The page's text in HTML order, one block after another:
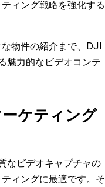
ィング戦略を強化する
物件の紹介まで、DJI
魅力的なビデオコンテ
ケティング
なビデオキャプチャの
ィングに最適です。そ